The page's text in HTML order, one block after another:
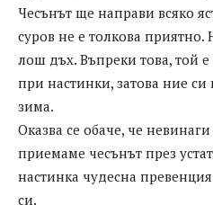
Чесънът ще направи всяко
суров не е толкова
лош дъх. Въпреки това, той
при настинки, затова ние си
зима.
Оказва се обаче, че
приемаме чесънът през
настинка чудесна
си.